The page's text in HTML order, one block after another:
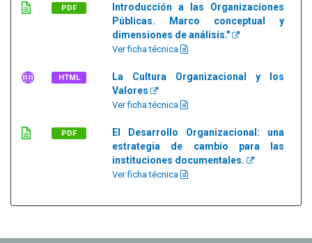
PDF
Introducción a las Organizaciones
Públicas. Marco conceptual y
dimensiones de análisis."
Ver ficha técnica
HTML
La Cultura Organizacional y los
Valores
Ver ficha técnica
PDF
El Desarrollo Organizacional: una
estrategia de cambio para las
instituciones documentales.
Ver ficha técnica